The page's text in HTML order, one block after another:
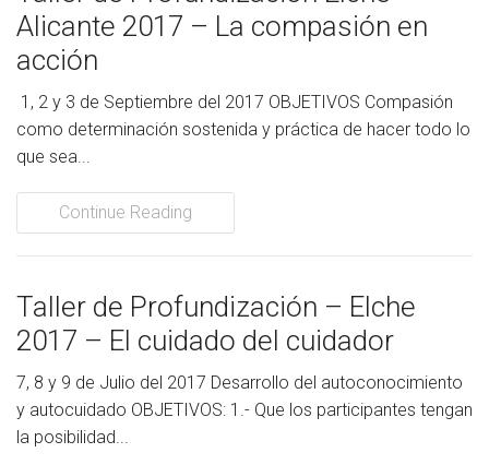
Alicante 2017 – La compasión en
acción
1, 2 y 3 de Septiembre del 2017 OBJETIVOS Compasión
como determinación sostenida y práctica de hacer todo lo
que sea...
Continue Reading
Taller de Profundización – Elche
2017 – El cuidado del cuidador
7, 8 y 9 de Julio del 2017 Desarrollo del autoconocimiento
y autocuidado OBJETIVOS: 1.- Que los participantes tengan
la posibilidad...